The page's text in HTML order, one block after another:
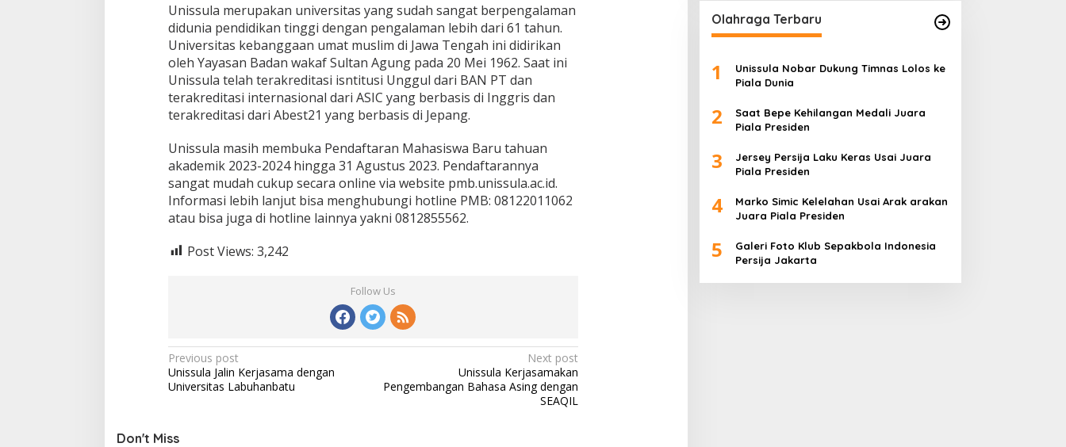
Unissula merupakan universitas yang sudah sangat berpengalaman
didunia pendidikan tinggi dengan pengalaman lebih dari 61 tahun.
Universitas kebanggaan umat muslim di Jawa Tengah ini didirikan
oleh Yayasan Badan wakaf Sultan Agung pada 20 Mei 1962. Saat ini
Unissula telah terakreditasi isntitusi Unggul dari BAN PT dan
terakreditasi internasional dari ASIC yang berbasis di Inggris dan
terakreditasi dari Abest21 yang berbasis di Jepang.
Unissula masih membuka Pendaftaran Mahasiswa Baru tahuan
akademik 2023-2024 hingga 31 Agustus 2023. Pendaftarannya
sangat mudah cukup secara online via website pmb.unissula.ac.id.
Informasi lebih lanjut bisa menghubungi hotline PMB: 08122011062
atau bisa juga di hotline lainnya yakni 0812855562.
Post Views: 3,242
Follow Us
Post
navigation
Previous post
Unissula Jalin Kerjasama dengan
Universitas Labuhanbatu
Next post
Unissula Kerjasamakan
Pengembangan Bahasa Asing dengan
SEAQIL
Don't Miss
Olahraga Terbaru
1
Unissula Nobar Dukung Timnas Lolos ke
Piala Dunia
2
Saat Bepe Kehilangan Medali Juara
Piala Presiden
3
Jersey Persija Laku Keras Usai Juara
Piala Presiden
4
Marko Simic Kelelahan Usai Arak arakan
Juara Piala Presiden
5
Galeri Foto Klub Sepakbola Indonesia
Persija Jakarta